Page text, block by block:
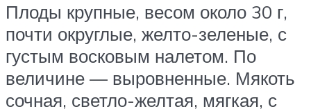
Плоды крупные, весом около 30 г,
почти округлые, желто-зеленые, с
густым восковым налетом. По
величине — выровненные. Мякоть
сочная, светло-желтая, мягкая, с